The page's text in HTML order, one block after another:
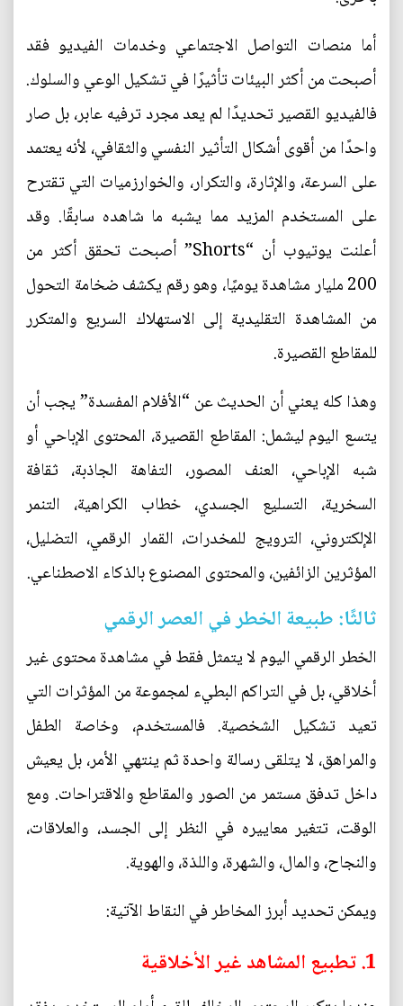
أما منصات التواصل الاجتماعي وخدمات الفيديو فقد
أصبحت من أكثر البيئات تأثيرًا في تشكيل الوعي والسلوك.
فالفيديو القصير تحديدًا لم يعد مجرد ترفيه عابر، بل صار
واحدًا من أقوى أشكال التأثير النفسي والثقافي، لأنه يعتمد
على السرعة، والإثارة، والتكرار، والخوارزميات التي تقترح
على المستخدم المزيد مما يشبه ما شاهده سابقًا. وقد
أعلنت يوتيوب أن “Shorts” أصبحت تحقق أكثر من
200 مليار مشاهدة يوميًا، وهو رقم يكشف ضخامة التحول
من المشاهدة التقليدية إلى الاستهلاك السريع والمتكرر
للمقاطع القصيرة.
وهذا كله يعني أن الحديث عن “الأفلام المفسدة” يجب أن
يتسع اليوم ليشمل: المقاطع القصيرة، المحتوى الإباحي أو
شبه الإباحي، العنف المصور، التفاهة الجاذبة، ثقافة
السخرية، التسليع الجسدي، خطاب الكراهية، التنمر
الإلكتروني، الترويج للمخدرات، القمار الرقمي، التضليل،
المؤثرين الزائفين، والمحتوى المصنوع بالذكاء الاصطناعي.
ثالثًا: طبيعة الخطر في العصر الرقمي
الخطر الرقمي اليوم لا يتمثل فقط في مشاهدة محتوى غير
أخلاقي، بل في التراكم البطيء لمجموعة من المؤثرات التي
تعيد تشكيل الشخصية. فالمستخدم، وخاصة الطفل
والمراهق، لا يتلقى رسالة واحدة ثم ينتهي الأمر، بل يعيش
داخل تدفق مستمر من الصور والمقاطع والاقتراحات. ومع
الوقت، تتغير معاييره في النظر إلى الجسد، والعلاقات،
والنجاح، والمال، والشهرة، واللذة، والهوية.
ويمكن تحديد أبرز المخاطر في النقاط الآتية:
1. تطبيع المشاهد غير الأخلاقية